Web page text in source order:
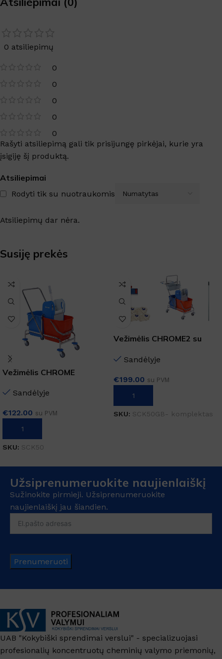
0 atsiliepimų
0
0
0
0
0
Atsiliepimai
Rodyti tik su nuotraukomis
Atsiliepimų dar nėra.
Rašyti atsiliepimą gali tik prisijungę pirkėjai, kurie yra
įsigiję šį produktą.
Susiję prekės
Vežimėlis CHROME
Sandėlyje
€122.00 su PVM
Į KREPŠELĮ
SKU: SCK50
Vežimėlis CHROME2 su
Sandėlyje
€199.00 su PVM
Į KREPŠELĮ
SKU: SCK50GB- komplektas
Užsiprenumeruokite naujienlaiškį
Sužinokite pirmieji. Užsiprenumeruokite
naujienlaiškį jau šiandien.
Prenumeruoti
UAB "Kokybiški sprendimai verslui" - specializuojasi
profesionalių koncentruotų cheminių valymo priemonių,